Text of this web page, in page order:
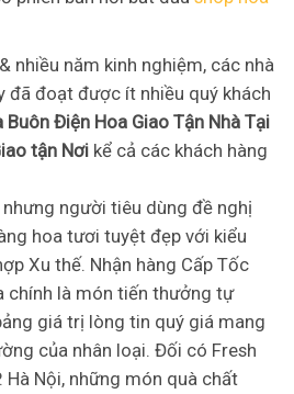
nhiều năm kinh nghiệm, các nhà
đã đoạt được ít nhiều quý khách
Buôn Điện Hoa Giao Tận Nhà Tại
tận Nơi kể cả các khách hàng
người tiêu dùng đề nghị
hoa tươi tuyệt đẹp với kiểu
Xu thế. Nhận hàng Cấp Tốc
chính là món tiến thưởng tự
giá trị lòng tin quý giá mang
của nhân loại. Đối có Fresh
Hà Nội, những món quà chất